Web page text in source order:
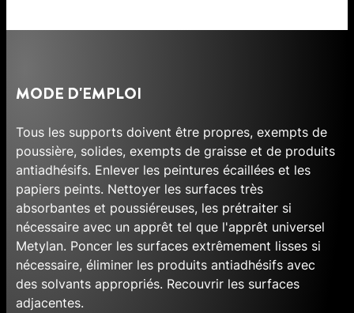
MODE D'EMPLOI
Tous les supports doivent être propres, exempts de
poussière, solides, exempts de graisse et de produits
antiadhésifs. Enlever les peintures écaillées et les
papiers peints. Nettoyer les surfaces très
absorbantes et poussiéreuses, les prétraiter si
nécessaire avec un apprêt tel que l'apprêt universel
Metylan. Poncer les surfaces extrêmement lisses si
nécessaire, éliminer les produits antiadhésifs avec
des solvants appropriés. Recouvrir les surfaces
adjacentes.